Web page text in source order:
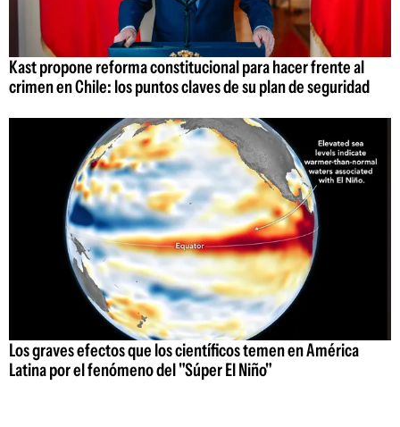
Kast propone reforma constitucional para hacer frente al
crimen en Chile: los puntos claves de su plan de seguridad
Los graves efectos que los científicos temen en América
Latina por el fenómeno del "Súper El Niño"